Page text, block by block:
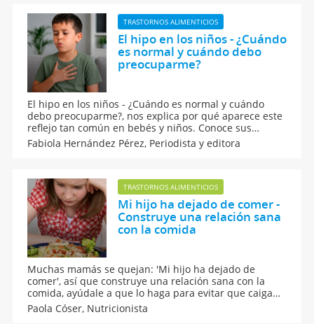
TRASTORNOS ALIMENTICIOS
El hipo en los niños - ¿Cuándo
es normal y cuándo debo
preocuparme?
El hipo en los niños - ¿Cuándo es normal y cuándo
debo preocuparme?, nos explica por qué aparece este
reflejo tan común en bebés y niños. Conoce sus
causas más habituales, como comer rápido, tragar
aire, reír mucho o tomar bebidas con gas y aprende
Fabiola Hernández Pérez, Periodista y editora
TRASTORNOS ALIMENTICIOS
Mi hijo ha dejado de comer -
Construye una relación sana
con la comida
Muchas mamás se quejan: 'Mi hijo ha dejado de
comer', así que construye una relación sana con la
comida, ayúdale a que lo haga para evitar que caiga
en algún trastorno más fuerte. Hay varias razones por
las que un niño deja de comer y lo mejor es descubrir
Paola Cóser, Nutricionista